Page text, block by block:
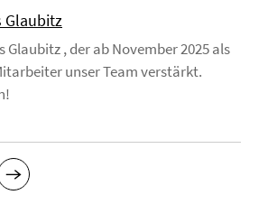
Glaubitz
Glaubitz , der ab November 2025 als
unser Team verstärkt.